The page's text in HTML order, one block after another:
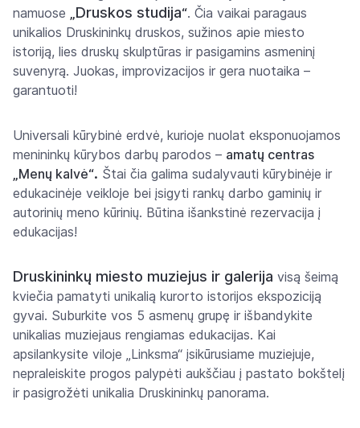
namuose „Druskos studija“. Čia vaikai paragaus
unikalios Druskininkų druskos, sužinos apie miesto
istoriją, lies druskų skulptūras ir pasigamins asmeninį
suvenyrą. Juokas, improvizacijos ir gera nuotaika –
garantuoti!
Universali kūrybinė erdvė, kurioje nuolat eksponuojamos
menininkų kūrybos darbų parodos – amatų centras
„Menų kalvė“. Štai čia galima sudalyvauti kūrybinėje ir
edukacinėje veikloje bei įsigyti rankų darbo gaminių ir
autorinių meno kūrinių. Būtina išankstinė rezervacija į
edukacijas!
Druskininkų miesto muziejus ir galerija visą šeimą
kviečia pamatyti unikalią kurorto istorijos ekspoziciją
gyvai. Suburkite vos 5 asmenų grupę ir išbandykite
unikalias muziejaus rengiamas edukacijas. Kai
apsilankysite viloje „Linksma“ įsikūrusiame muziejuje,
nepraleiskite progos palypėti aukščiau į pastato bokštelį
ir pasigrožėti unikalia Druskininkų panorama.